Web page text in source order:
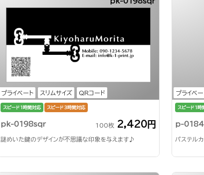
プライベート スリムサイズ QRコード
スピード1時間対応 スピード3時間対応
pk-0198sqr 100枚 2,420円
謎めいた鍵のデザインが不思議な印象を与えます♪
プライベー
スピード1時
p-
パステル